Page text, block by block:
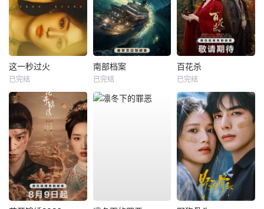
这一秒过火
已完结
南部档案
已完结
百花杀
已完结